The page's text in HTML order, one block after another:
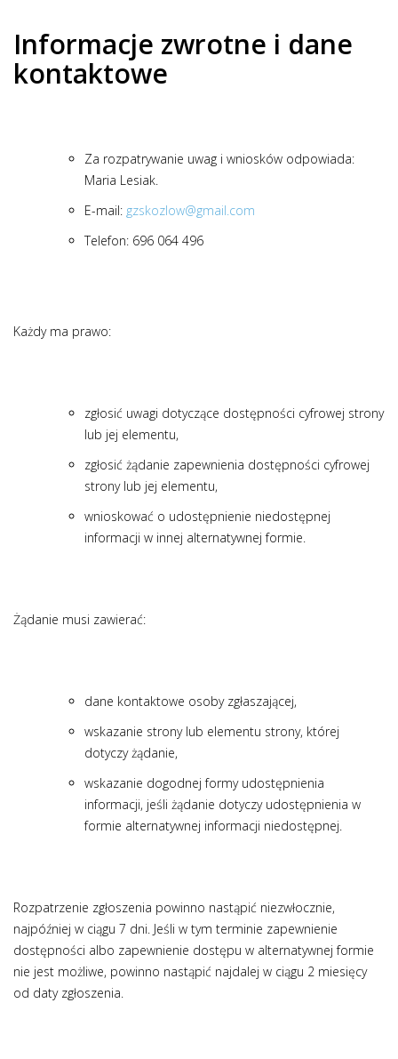
Informacje zwrotne i dane
kontaktowe
Za rozpatrywanie uwag i wniosków odpowiada:
Maria Lesiak.
E-mail: gzskozlow@gmail.com
Telefon: 696 064 496
Każdy ma prawo:
zgłosić uwagi dotyczące dostępności cyfrowej strony
lub jej elementu,
zgłosić żądanie zapewnienia dostępności cyfrowej
strony lub jej elementu,
wnioskować o udostępnienie niedostępnej
informacji w innej alternatywnej formie.
Żądanie musi zawierać:
dane kontaktowe osoby zgłaszającej,
wskazanie strony lub elementu strony, której
dotyczy żądanie,
wskazanie dogodnej formy udostępnienia
informacji, jeśli żądanie dotyczy udostępnienia w
formie alternatywnej informacji niedostępnej.
Rozpatrzenie zgłoszenia powinno nastąpić niezwłocznie,
najpóźniej w ciągu 7 dni. Jeśli w tym terminie zapewnienie
dostępności albo zapewnienie dostępu w alternatywnej formie
nie jest możliwe, powinno nastąpić najdalej w ciągu 2 miesięcy
od daty zgłoszenia.